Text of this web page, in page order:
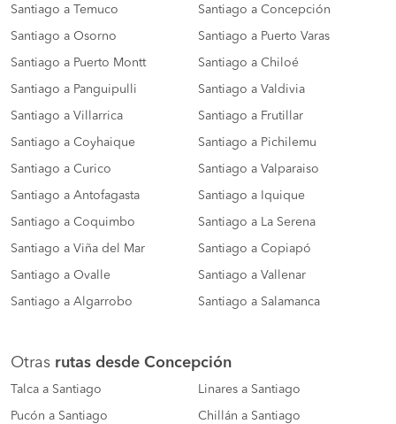
Santiago a Temuco Santiago a Concepción
Santiago a Osorno Santiago a Puerto Varas
Santiago a Puerto Montt Santiago a Chiloé
Santiago a Panguipulli Santiago a Valdivia
Santiago a Villarrica Santiago a Frutillar
Santiago a Coyhaique Santiago a Pichilemu
Santiago a Curico Santiago a Valparaiso
Santiago a Antofagasta Santiago a Iquique
Santiago a Coquimbo Santiago a La Serena
Santiago a Viña del Mar Santiago a Copiapó
Santiago a Ovalle Santiago a Vallenar
Santiago a Algarrobo Santiago a Salamanca
Otras rutas desde Concepción
Talca a Santiago Linares a Santiago
Pucón a Santiago Chillán a Santiago